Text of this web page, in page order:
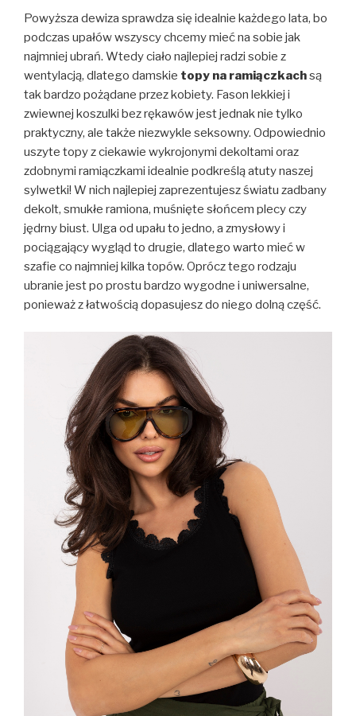
Powyższa dewiza sprawdza się idealnie każdego lata, bo
podczas upałów wszyscy chcemy mieć na sobie jak
najmniej ubrań. Wtedy ciało najlepiej radzi sobie z
wentylacją, dlatego damskie topy na ramiączkachsą
tak bardzo pożądane przez kobiety. Fason lekkiej i
zwiewnej koszulki bez rękawów jest jednak nie tylko
praktyczny, ale także niezwykle seksowny. Odpowiednio
uszyte topy z ciekawie wykrojonymi dekoltami oraz
zdobnymi ramiączkami idealnie podkreślą atuty naszej
sylwetki! W nich najlepiej zaprezentujesz światu zadbany
dekolt, smukłe ramiona, muśnięte słońcem plecy czy
jędrny biust. Ulga od upału to jedno, a zmysłowy i
pociągający wygląd to drugie, dlatego warto mieć w
szafie co najmniej kilka topów. Oprócz tego rodzaju
ubranie jest po prostu bardzo wygodne i uniwersalne,
ponieważ z łatwością dopasujesz do niego dolną część.